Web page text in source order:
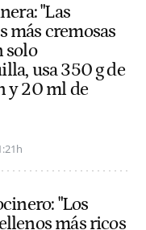
"Las
más cremosas
solo
usa 350 g de
y 20 ml de
"Los
más ricos